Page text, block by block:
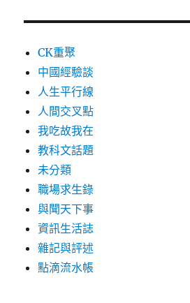
CK重聚
中國經驗談
人生平行線
人間交叉點
我吃故我在
教科文話題
未分類
職場求生錄
與聞天下事
資訊生活誌
雜記與評述
點滴流水帳